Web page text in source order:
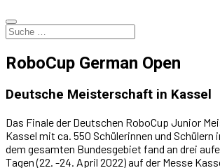
RoboCup German Open
Deutsche Meisterschaft in Kassel
Das Finale der Deutschen RoboCup Junior
Kassel mit ca. 550 Schülerinnen und Schülern
dem gesamten Bundesgebiet fand an drei
Tagen (22. -24. April 2022) auf der Messe